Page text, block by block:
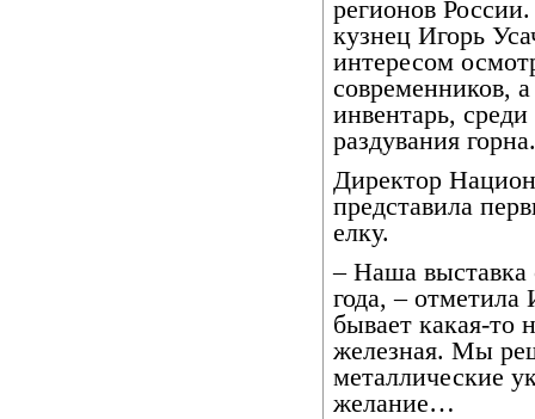
регионов
кузнец Игорь
интересом
современников,
инвентарь,
раздувания горна.
Директор
представила
елку.
– Наша выставка
года, –
бывает какая-то
железная. Мы
металлические
желание…